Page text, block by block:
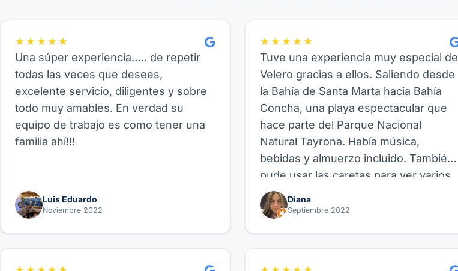
★★★★★
Una súper experiencia….. de repetir
todas las veces que desees,
excelente servicio, diligentes y sobre
todo muy amables. En verdad su
equipo de trabajo es como tener una
familia ahí!!!
Luis Eduardo
Noviembre 2022
★★★★★
Tuve una experiencia muy especial de
Velero gracias a ellos. Saliendo desde
la Bahía de Santa Marta hacia Bahía
Concha, una playa espectacular que
hace parte del Parque Nacional
Natural Tayrona. Había música,
bebidas y almuerzo incluido. También
pude usar las caretas para ver varios
peces allí, así como hacer paddle
board, fue genial. Recomiendo este
Diana
Septiembre 2022